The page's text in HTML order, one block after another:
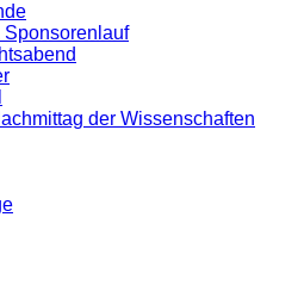
Sponsorenlauf
der Wissenschaften